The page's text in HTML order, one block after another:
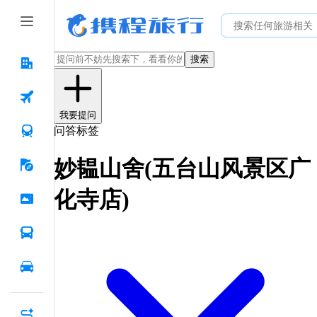
搜索
我要提问
问答标签
妙韫山舍(五台山风景区广
化寺店)